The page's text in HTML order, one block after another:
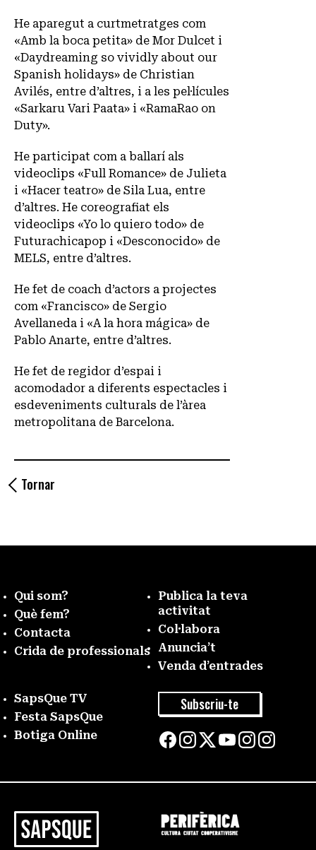
He aparegut a curtmetratges com
«Amb la boca petita» de Mor Dulcet i
«Daydreaming so vividly about our
Spanish holidays» de Christian
Avilés, entre d’altres, i a les pel·lícules
«Sarkaru Vari Paata» i «RamaRao on
Duty».
He participat com a ballarí als
videoclips «Full Romance» de Julieta
i «Hacer teatro» de Sila Lua, entre
d’altres. He coreografiat els
videoclips «Yo lo quiero todo» de
Futurachicapop i «Desconocido» de
MELS, entre d’altres.
He fet de coach d’actors a projectes
com «Francisco» de Sergio
Avellaneda i «A la hora mágica» de
Pablo Anarte, entre d’altres.
He fet de regidor d’espai i
acomodador a diferents espectacles i
esdeveniments culturals de l’àrea
metropolitana de Barcelona.
Tornar
Qui som?
Què fem?
Contacta
Crida de professionals
Publica la teva
activitat
Col·labora
Anuncia’t
Venda d’entrades
SapsQue TV
Festa SapsQue
Botiga Online
Subscriu-te